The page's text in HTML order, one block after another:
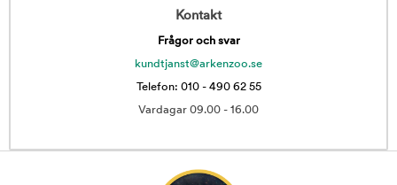
Kontakt
Frågor och svar
kundtjanst@arkenzoo.se
Telefon: 010 - 490 62 55
Vardagar 09.00 - 16.00